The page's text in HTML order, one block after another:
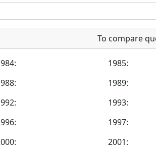
To compare
1985:
1989:
1993:
1997:
2001: